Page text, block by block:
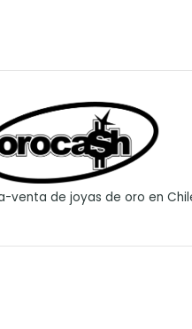
venta de joyas de oro en